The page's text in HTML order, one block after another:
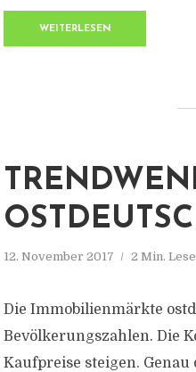
WEITERLESEN
12. November 2017 2 Min.
Die Immobilienmärkte
Bevölkerungszahlen. Die
Kaufpreise steigen.